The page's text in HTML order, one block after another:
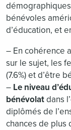
bénévoles
d’éducation, et
– En cohérence
sur le sujet, les
(7.6%) et d’être
– Le niveau
bénévolatdans
diplômés de
chances de plus